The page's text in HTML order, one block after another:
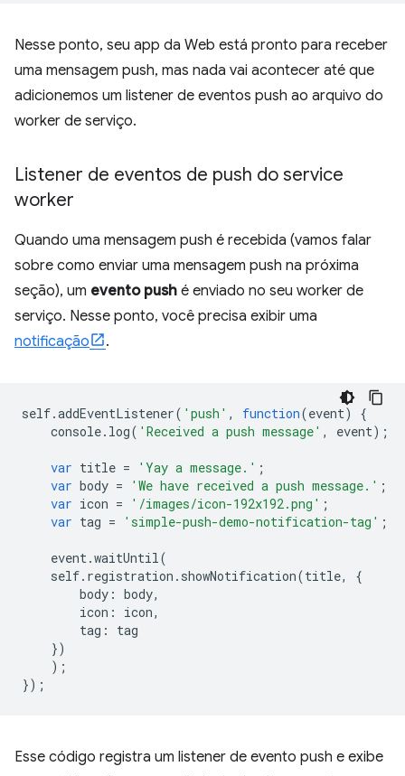
Nesse ponto, seu app da Web está pronto para receber
uma mensagem push, mas nada vai acontecer até que
adicionemos um listener de eventos push ao arquivo do
worker de serviço.
Listener de eventos de push do service
worker
Quando uma mensagem push é recebida (vamos falar
sobre como enviar uma mensagem push na próxima
seção), um evento push é enviado no seu worker de
serviço. Nesse ponto, você precisa exibir uma
notificação
.
self.addEventListener( 'push' , function(event)
{
console. log( 'Received a push message' , event);
var title = 'Yay a message.' ;
var body = 'We have received a push message.' ;
var icon = '/images/icon-192x192.png' ;
var tag = 'simple-push-demo-notification-tag' ;
event.waitUntil(
self. registration . showNotification(title,
{
body : body,
icon : icon,
tag :
tag
})
);
});
Esse código registra um listener de evento push e exibe